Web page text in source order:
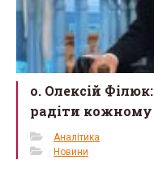
о. Олексій
радіти
Аналітика
Новини